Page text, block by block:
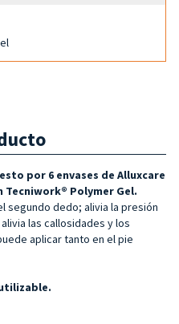
por 6 envases de Alluxcare
Polymer Gel.
segundo dedo; alivia la presión
las callosidades y los
aplicar tanto en el pie